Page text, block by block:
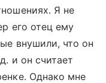
Я не
его отец ему
внушили, что он
и он считает
Однако мне